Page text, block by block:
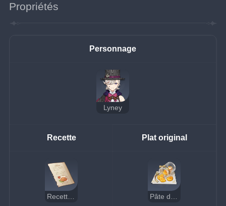
Propriétés
Personnage
Lyney
Recette Plat original
Recette : Pâte de fruits